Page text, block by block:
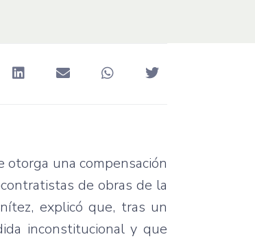
una compensación
de obras de la
explicó que, tras un
inconstitucional y que